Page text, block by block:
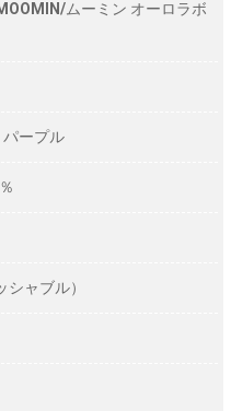
ムーミン オーロラボ
ープル
ャブル）